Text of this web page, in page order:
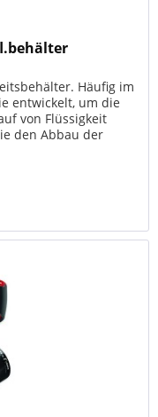
Häufig im
entwickelt, um die
von Flüssigkeit
den Abbau der